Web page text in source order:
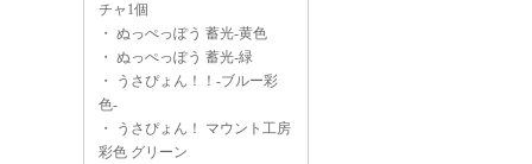
チャ1個
・ ぬっぺっぽう 蓄光-黄色
・ ぬっぺっぽう 蓄光-緑
・
うさぴょん！！-ブルー彩
色-
・
うさぴょん！ マウント工房
彩色 グリーン